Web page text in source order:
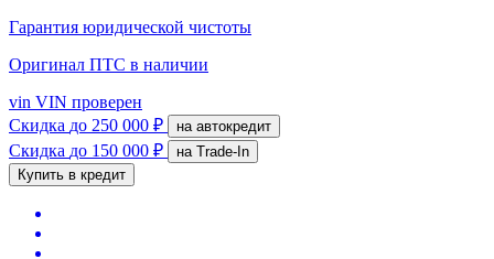
Гарантия юридической чистоты
Оригинал ПТС в наличии
vin VIN проверен
Скидка до 250 000 ₽ на автокредит
Скидка до 150 000 ₽
на Trade-In
Купить в кредит